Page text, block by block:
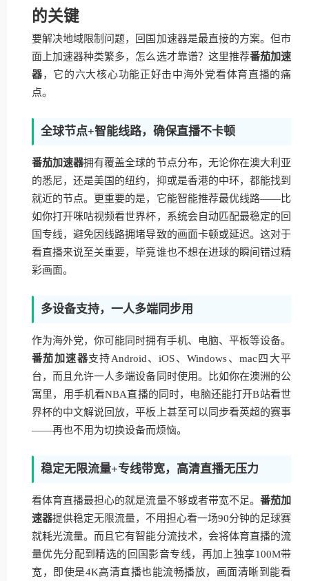
的关键
要解决地域限制问题，回国加速器是最直接的方案。但市
面上加速器种类繁多，怎么选才靠谱？这里推荐番茄加速
器，它的六大核心功能正好击中海外党看体育直播的痛
点。
全球节点+智能线路，确保直播不卡顿
番茄加速器拥有覆盖全球的节点分布，无论你在澳大利亚
的悉尼，还是美国的纽约，抑或是香港的中环，都能找到
就近的节点。更重要的是，它能智能推荐最优线路——比
如你打开咪咕视频看世界杯，系统会自动匹配最稳定的回
国专线，避免因线路拥堵导致的画面卡顿或延迟。这对于
看直播来说至关重要，毕竟谁也不想在进球的瞬间错过精
彩画面。
多设备支持，一人多端同步用
作为海外党，你可能同时拥有手机、电脑、平板等设备。
番茄加速器支持Android、iOS、Windows、mac四大平
台，而且允许一人多端设备同时使用。比如你在澳洲的公
寓里，用手机看NBA直播的同时，电脑还能打开B站看世
界杯的中文解说回放，平板上甚至可以同步看英超的赛事
——再也不用为切换设备而烦恼。
稳定无限流量+专线带宽，高清直播无压力
看体育直播最担心的就是流量不够或者带宽不足。 番茄加
速器提供稳定无限流量，不用担心看一场90分钟的足球赛
就耗光流量。而且它有智能分流技术，会将体育直播的流
量优先分配到精选的回国影音专线，再加上独享100M带
宽，即使是4K高清直播也能流畅播放，画面清晰到能看